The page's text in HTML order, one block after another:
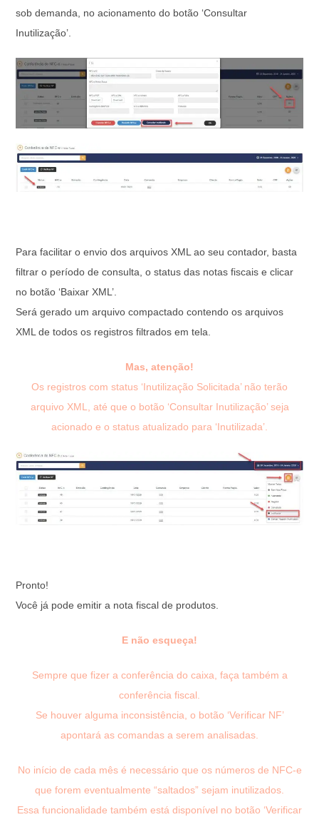
sob demanda, no acionamento do botão ‘Consultar
Inutilização’.
Para facilitar o envio dos arquivos XML ao seu contador, basta
filtrar o período de consulta, o status das notas fiscais e clicar
no botão ‘Baixar XML’.
Será gerado um arquivo compactado contendo os arquivos
XML de todos os registros filtrados em tela.
Mas, atenção!
Os registros com status ‘Inutilização Solicitada’ não terão
arquivo XML, até que o botão ‘Consultar Inutilização’ seja
acionado e o status atualizado para ‘Inutilizada’.
Pronto!
Você já pode emitir a nota fiscal de produtos.
E não esqueça!
Sempre que fizer a conferência do caixa, faça também a
conferência fiscal.
Se houver alguma inconsistência, o botão ‘Verificar NF’
apontará as comandas a serem analisadas.
No início de cada mês é necessário que os números de NFC-e
que forem eventualmente “saltados” sejam inutilizados.
Essa funcionalidade também está disponível no botão ‘Verificar